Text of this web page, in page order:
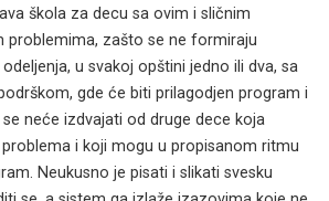
škola za decu sa ovim i sličnim
problemima, zašto se ne formiraju
u svakoj opštini jedno ili dva, sa
gde će biti prilagodjen program i
neće izdvajati od druge dece koja
i koji mogu u propisanom ritmu
Neukusno je pisati i slikati svesku